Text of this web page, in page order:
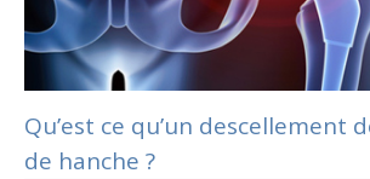
Qu’est ce qu’un descellement
de hanche ?